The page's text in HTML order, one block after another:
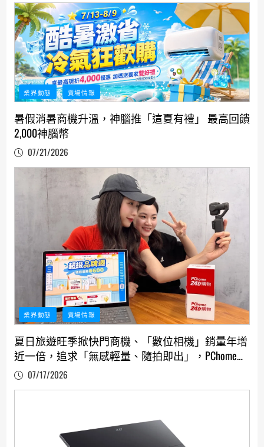
業界動態 賣場情報
暑假消暑商機升溫，神腦推「這夏有禮」 最高回饋
2,000神腦幣
07/21/2026
業界動態 賣場情報
夏日旅遊旺季掀快門商機、「數位相機」銷量年增
近一倍，追求「無感輕量、隨拍即出」，PChome
24h購物推旅拍神器選購指南「超級品牌週」開
07/17/2026